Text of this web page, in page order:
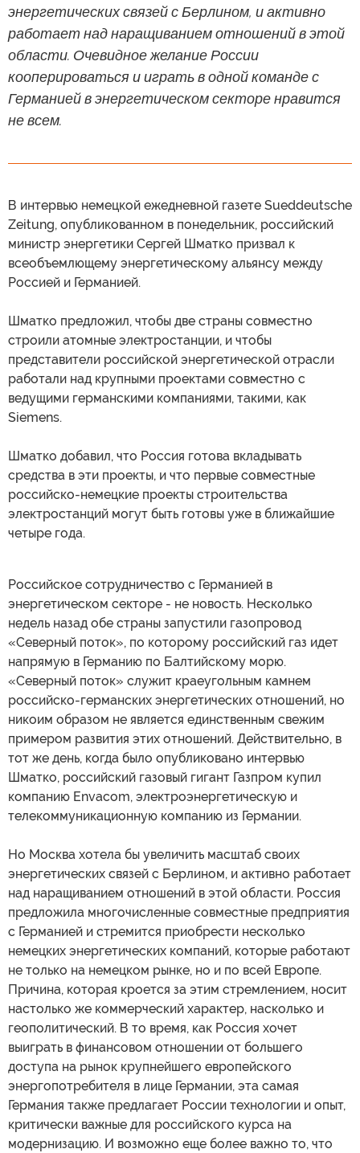
энергетических связей с Берлином, и активно
работает над наращиванием отношений в этой
области. Очевидное желание России
кооперироваться и играть в одной команде с
Германией в энергетическом секторе нравится
не всем.
В интервью немецкой ежедневной газете Sueddeutsche
Zeitung, опубликованном в понедельник, российский
министр энергетики Сергей Шматко призвал к
всеобъемлющему энергетическому альянсу между
Россией и Германией.
Шматко предложил, чтобы две страны совместно
строили атомные электростанции, и чтобы
представители российской энергетической отрасли
работали над крупными проектами совместно с
ведущими германскими компаниями, такими, как
Siemens.
Шматко добавил, что Россия готова вкладывать
средства в эти проекты, и что первые совместные
российско-немецкие проекты строительства
электростанций могут быть готовы уже в ближайшие
четыре года.
Российское сотрудничество с Германией в
энергетическом секторе - не новость. Несколько
недель назад обе страны запустили газопровод
«Северный поток», по которому российский газ идет
напрямую в Германию по Балтийскому морю.
«Северный поток» служит краеугольным камнем
российско-германских энергетических отношений, но
никоим образом не является единственным свежим
примером развития этих отношений. Действительно, в
тот же день, когда было опубликовано интервью
Шматко, российский газовый гигант Газпром купил
компанию Envacom, электроэнергетическую и
телекоммуникационную компанию из Германии.
Но Москва хотела бы увеличить масштаб своих
энергетических связей с Берлином, и активно работает
над наращиванием отношений в этой области. Россия
предложила многочисленные совместные предприятия
с Германией и стремится приобрести несколько
немецких энергетических компаний, которые работают
не только на немецком рынке, но и по всей Европе.
Причина, которая кроется за этим стремлением, носит
настолько же коммерческий характер, насколько и
геополитический. В то время, как Россия хочет
выиграть в финансовом отношении от большего
доступа на рынок крупнейшего европейского
энергопотребителя в лице Германии, эта самая
Германия также предлагает России технологии и опыт,
критически важные для российского курса на
модернизацию. И возможно еще более важно то, что